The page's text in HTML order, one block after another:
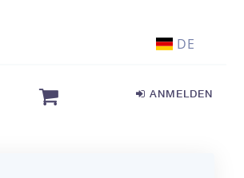
DE
ANMELDEN